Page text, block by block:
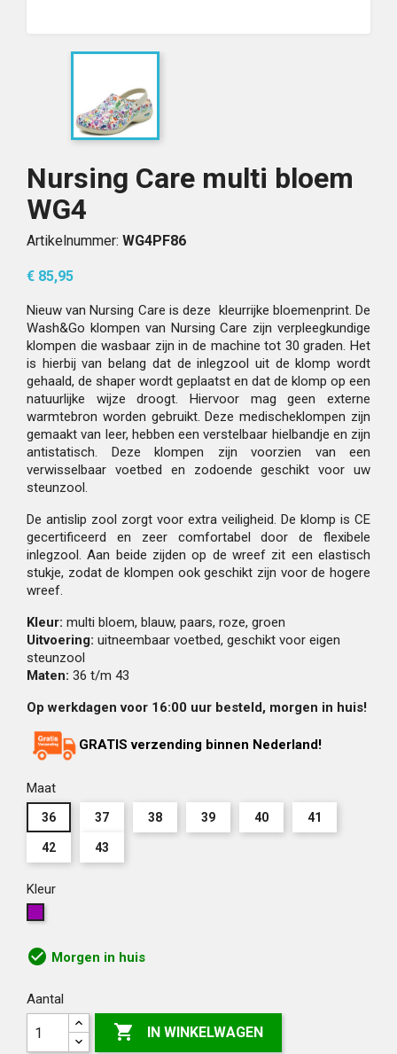
Nursing Care multi bloem
WG4
Artikelnummer: WG4PF86
€ 85,95
Nieuw van Nursing Care is deze kleurrijke bloemenprint. De
Wash&Go klompen van Nursing Care zijn verpleegkundige
klompen die wasbaar zijn in de machine tot 30 graden. Het
is hierbij van belang dat de inlegzool uit de klomp wordt
gehaald, de shaper wordt geplaatst en dat de klomp op een
natuurlijke wijze droogt. Hiervoor mag geen externe
warmtebron worden gebruikt. Deze medischeklompen zijn
gemaakt van leer, hebben een verstelbaar hielbandje en zijn
antistatisch. Deze klompen zijn voorzien van een
verwisselbaar voetbed en zodoende geschikt voor uw
steunzool.
De antislip zool zorgt voor extra veiligheid. De klomp is CE
gecertificeerd en zeer comfortabel door de flexibele
inlegzool. Aan beide zijden op de wreef zit een elastisch
stukje, zodat de klompen ook geschikt zijn voor de hogere
wreef.
Kleur: multi bloem, blauw, paars, roze, groen
Uitvoering: uitneembaar voetbed, geschikt voor eigen
steunzool
Maten: 36 t/m 43
Op werkdagen voor 16:00 uur besteld, morgen in huis!
GRATIS verzending binnen Nederland!
Maat
36 37 38 39 40 41
42 43
Kleur
check_circle Morgen in huis
Aantal
 IN WINKELWAGEN